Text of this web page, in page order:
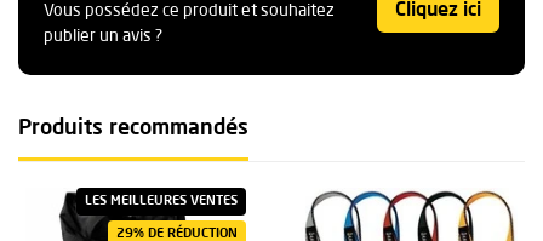
Vous possédez ce produit et souhaitez
publier un avis ?
Cliquez ici
Produits recommandés
LES MEILLEURES VENTES
29% DE RÉDUCTION